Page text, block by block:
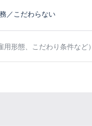
／こだわらない
用形態、こだわり条件など）